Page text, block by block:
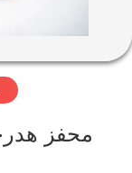
جولة
المعمل